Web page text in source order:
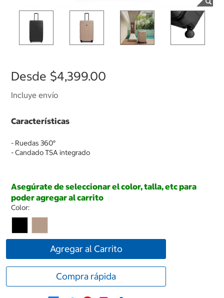
Desde $4,399.00
Incluye envío
Características
- Ruedas 360°
- Candado TSA integrado
Asegúrate de seleccionar el color, talla, etc para
poder agregar al carrito
Color:
Agregar al Carrito
Compra rápida